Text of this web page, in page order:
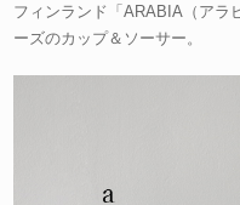
フィンランド「ARABIA（アラ
ーズのカップ＆ソーサー。